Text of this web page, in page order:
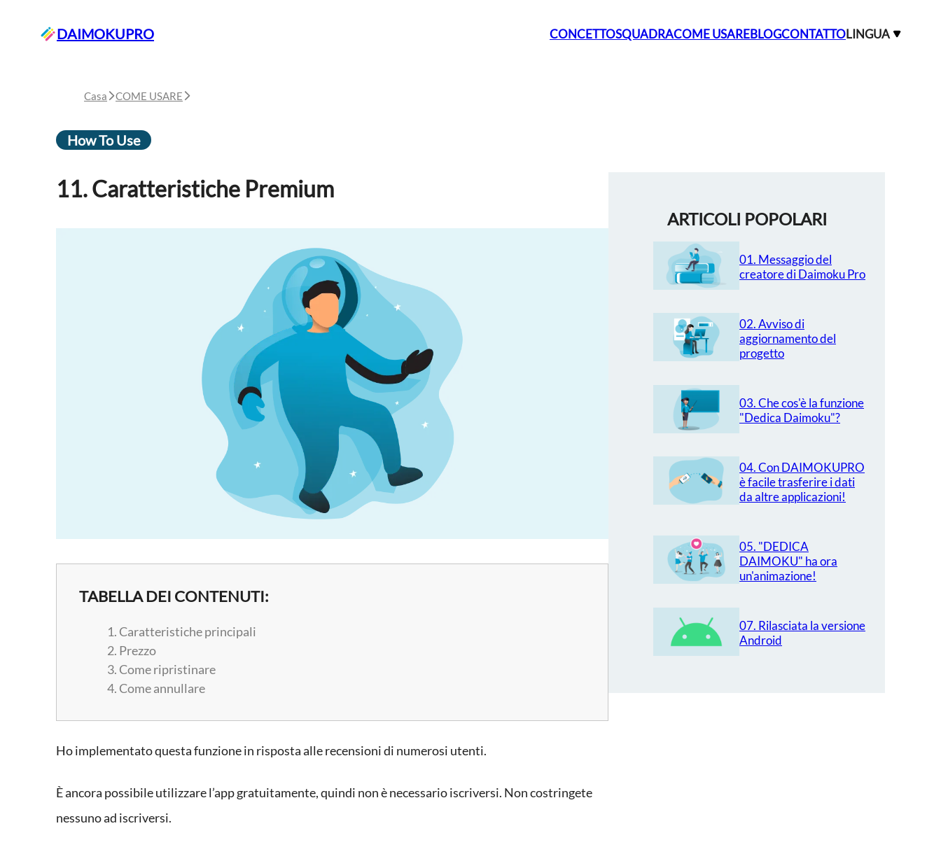
DAIMOKUPRO CONCETTOSQUADRACOME USAREBLOGCONTATTOLINGUA
Casa COME USARE
How To Use
11. Caratteristiche Premium
TABELLA DEI CONTENUTI:
Caratteristiche principali
Prezzo
Come ripristinare
Come annullare
Ho implementato questa funzione in risposta alle recensioni di numerosi utenti.
È ancora possibile utilizzare l’app gratuitamente, quindi non è necessario iscriversi. Non costringete
nessuno ad iscriversi.
ARTICOLI POPOLARI
01. Messaggio del
creatore di Daimoku Pro
02. Avviso di
aggiornamento del
progetto
03. Che cos'è la funzione
"Dedica Daimoku"?
04. Con DAIMOKUPRO
è facile trasferire i dati
da altre applicazioni!
05. "DEDICA
DAIMOKU" ha ora
un'animazione!
07. Rilasciata la versione
Android